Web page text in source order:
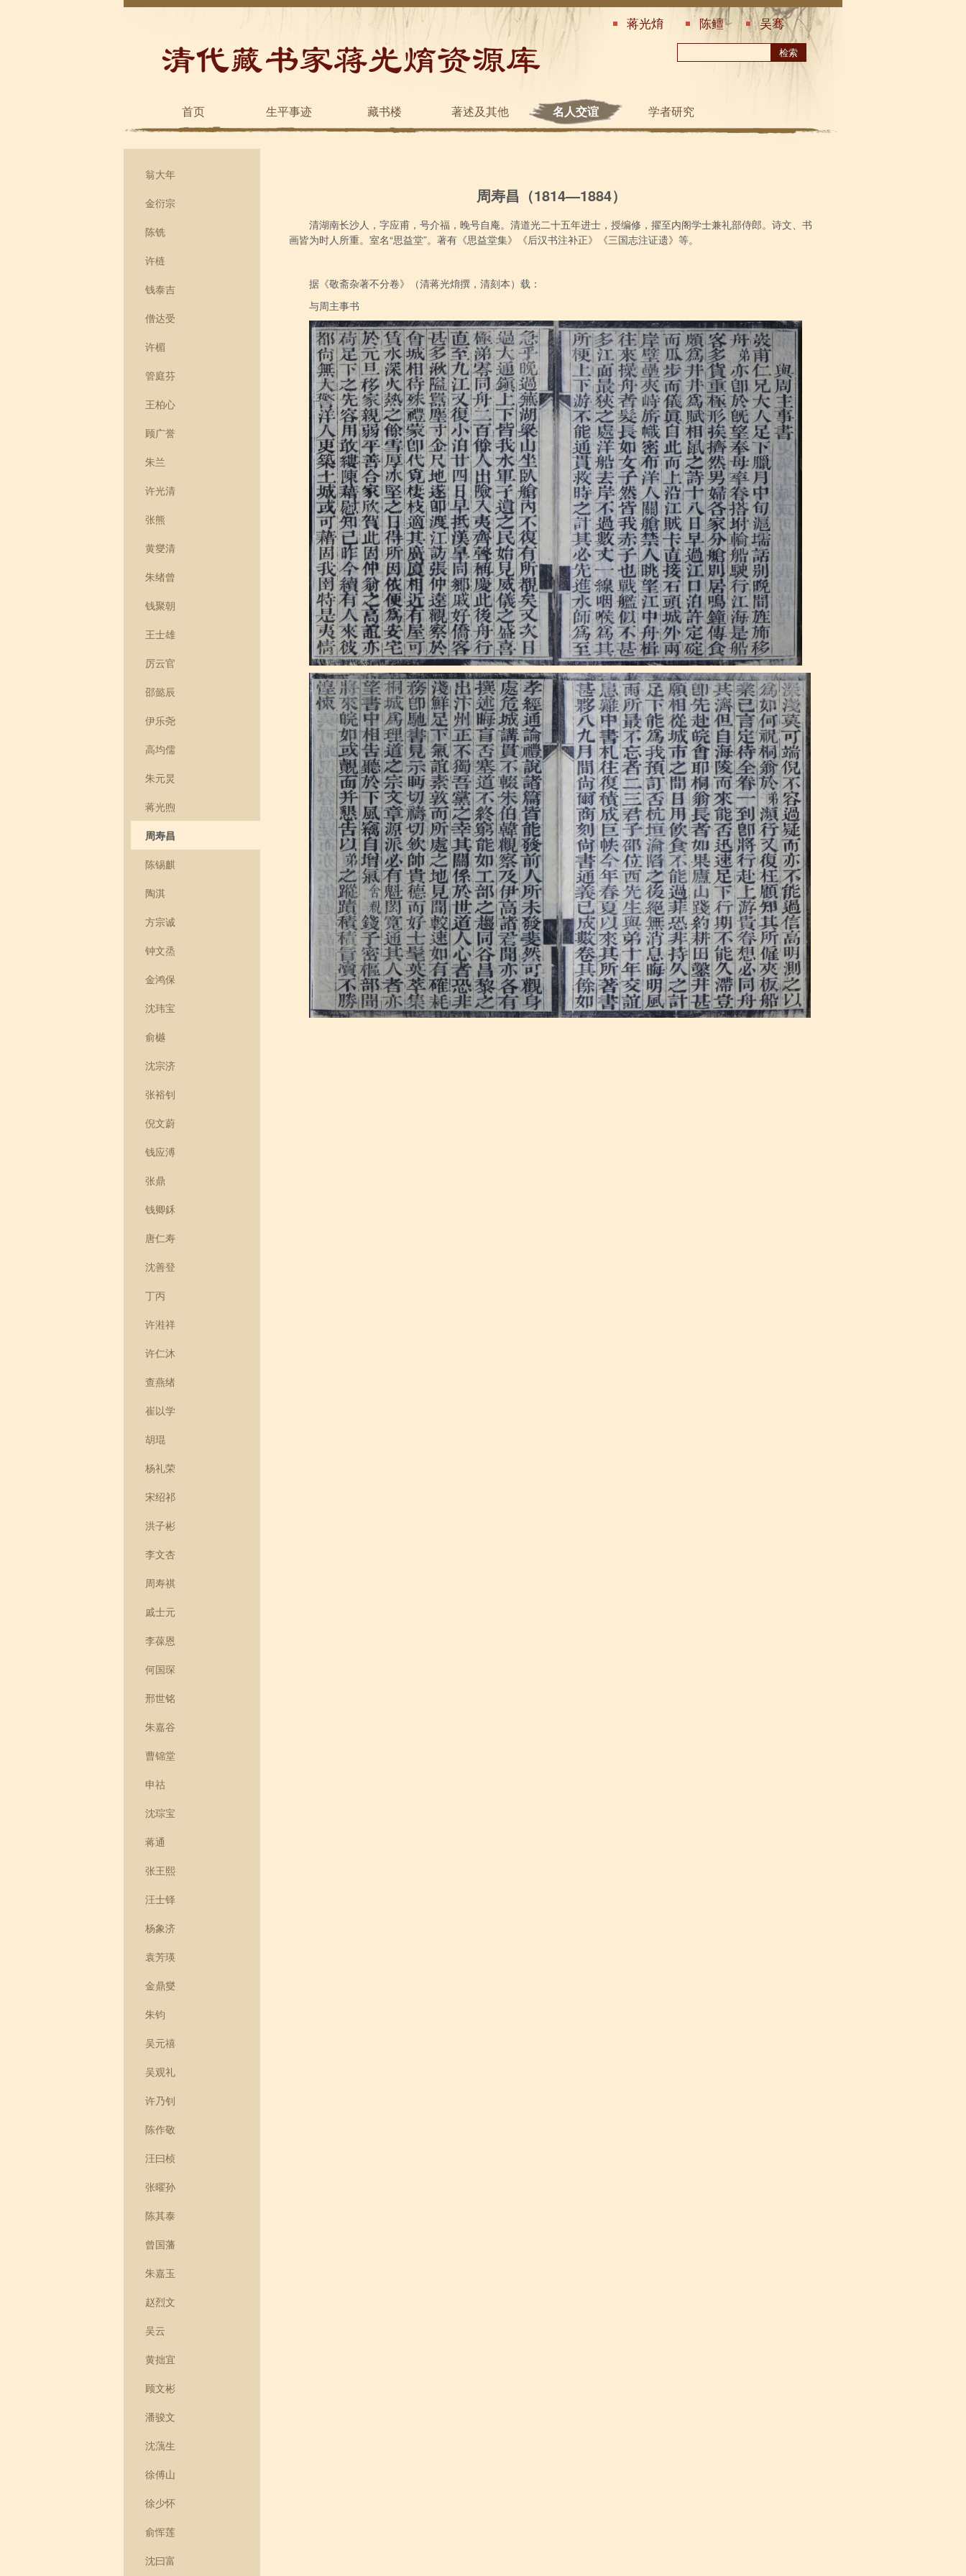
蒋光焴 陈鳣 吴骞
首页 生平事迹 藏书楼 著述及其他 名人交谊 学者研究
翁大年
金衍宗
陈铣
许梿
钱泰吉
僧达受
许楣
管庭芬
王柏心
顾广誉
朱兰
许光清
张熊
黄燮清
朱绪曾
钱聚朝
王士雄
厉云官
邵懿辰
伊乐尧
高均儒
朱元炅
蒋光煦
周寿昌
陈锡麒
陶淇
方宗诚
钟文烝
金鸿保
沈玮宝
俞樾
沈宗济
张裕钊
倪文蔚
钱应溥
张鼎
钱卿鉌
唐仁寿
沈善登
丁丙
许溎祥
许仁沐
查燕绪
崔以学
胡琨
杨礼荣
宋绍祁
洪子彬
李文杏
周寿祺
戚士元
李葆恩
何国琛
邢世铭
朱嘉谷
曹锦堂
申祜
沈琮宝
蒋通
张王熙
汪士铎
杨象济
袁芳瑛
金鼎燮
朱钧
吴元禧
吴观礼
许乃钊
陈作敬
汪曰桢
张曜孙
陈其泰
曾国藩
朱嘉玉
赵烈文
吴云
黄拙宜
顾文彬
潘骏文
沈蕅生
徐傅山
徐少怀
俞恽莲
沈曰富
周寿昌（1814—1884）
清湖南长沙人，字应甫，号介福，晚号自庵。清道光二十五年进士，授编修，擢至内阁学士兼礼部侍郎。诗文、书
画皆为时人所重。室名“思益堂”。著有《思益堂集》《后汉书注补正》《三国志注证遗》等。
据《敬斋杂著不分卷》（清蒋光焴撰，清刻本）载：
与周主事书